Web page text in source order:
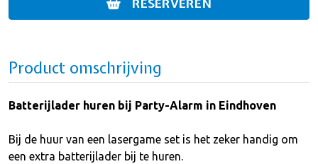
Product omschrijving
Batterijlader huren bij Party-Alarm in Eindhoven
Bij de huur van een lasergame set is het zeker handig om
een extra batterijlader bij te huren.